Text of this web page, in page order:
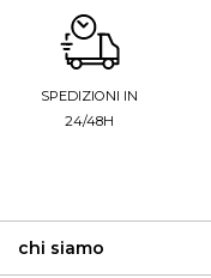
SPEDIZIONI IN
24/48H
chi siamo